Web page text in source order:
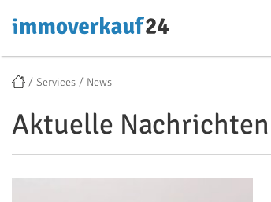
Services News
Aktuelle Nachrichten